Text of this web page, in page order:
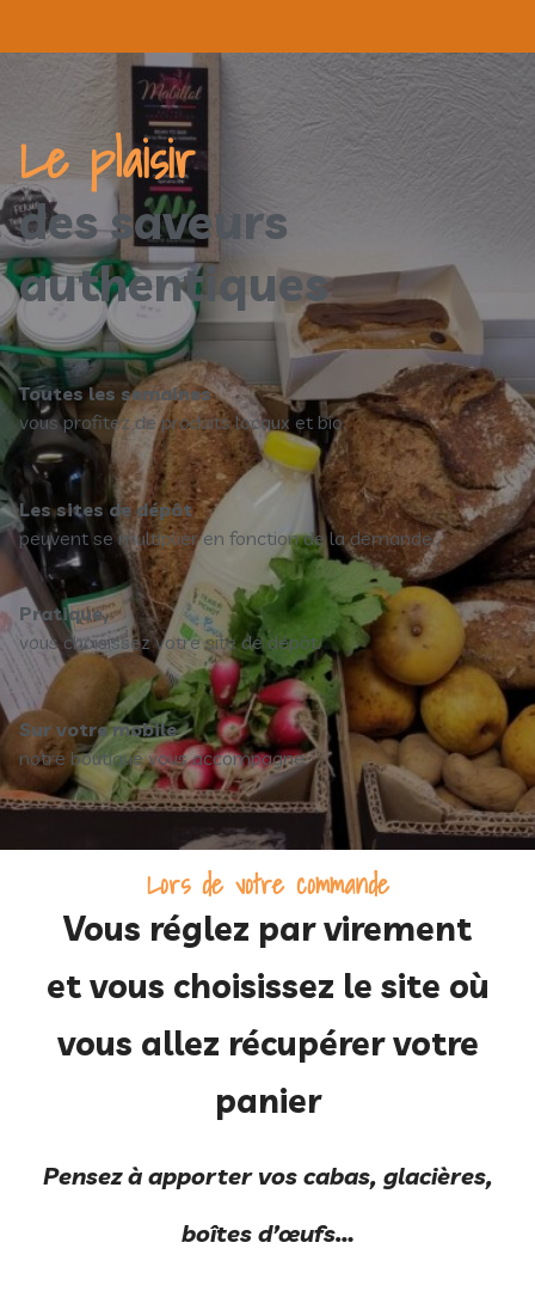
Le plaisir
des saveurs
authentiques
Toutes les semaines
vous profitez de produits locaux et bio.
Les sites de dépôt
peuvent se multiplier en fonction de la demande.
Pratique,
vous choisissez votre site de dépôt.
Sur votre mobile
notre boutique vous accompagne.
Lors de votre commande
Vous réglez par virement
et vous choisissez le site où
vous allez récupérer votre
panier
Pensez à apporter vos cabas, glacières,
boîtes d’œufs…